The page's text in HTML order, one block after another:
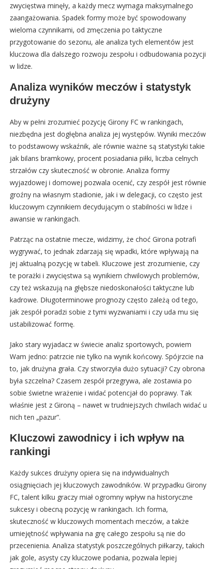
zwycięstwa minęły, a każdy mecz wymaga maksymalnego
zaangażowania. Spadek formy może być spowodowany
wieloma czynnikami, od zmęczenia po taktyczne
przygotowanie do sezonu, ale analiza tych elementów jest
kluczowa dla dalszego rozwoju zespołu i odbudowania pozycji
w lidze.
Analiza wyników meczów i statystyk
drużyny
Aby w pełni zrozumieć pozycję Girony FC w rankingach,
niezbędna jest dogłębna analiza jej występów. Wyniki meczów
to podstawowy wskaźnik, ale równie ważne są statystyki takie
jak bilans bramkowy, procent posiadania piłki, liczba celnych
strzałów czy skuteczność w obronie. Analiza formy
wyjazdowej i domowej pozwala ocenić, czy zespół jest równie
groźny na własnym stadionie, jak i w delegacji, co często jest
kluczowym czynnikiem decydującym o stabilności w lidze i
awansie w rankingach.
Patrząc na ostatnie mecze, widzimy, że choć Girona potrafi
wygrywać, to jednak zdarzają się wpadki, które wpływają na
jej aktualną pozycję w tabeli. Kluczowe jest zrozumienie, czy
te porażki i zwycięstwa są wynikiem chwilowych problemów,
czy też wskazują na głębsze niedoskonałości taktyczne lub
kadrowe. Długoterminowe prognozy często zależą od tego,
jak zespół poradzi sobie z tymi wyzwaniami i czy uda mu się
ustabilizować formę.
Jako stary wyjadacz w świecie analiz sportowych, powiem
Wam jedno: patrzcie nie tylko na wynik końcowy. Spójrzcie na
to, jak drużyna grała. Czy stworzyła dużo sytuacji? Czy obrona
była szczelna? Czasem zespół przegrywa, ale zostawia po
sobie świetne wrażenie i widać potencjał do poprawy. Tak
właśnie jest z Gironą – nawet w trudniejszych chwilach widać u
nich ten „pazur”.
Kluczowi zawodnicy i ich wpływ na
rankingi
Każdy sukces drużyny opiera się na indywidualnych
osiągnięciach jej kluczowych zawodników. W przypadku Girony
FC, talent kilku graczy miał ogromny wpływ na historyczne
sukcesy i obecną pozycję w rankingach. Ich forma,
skuteczność w kluczowych momentach meczów, a także
umiejętność wpływania na grę całego zespołu są nie do
przecenienia. Analiza statystyk poszczególnych piłkarzy, takich
jak gole, asysty czy kluczowe podania, pozwala lepiej